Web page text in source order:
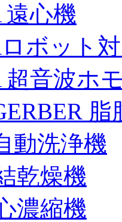
遠心機
ボット
超音波ホ
動洗浄機
乾燥機
濃縮機